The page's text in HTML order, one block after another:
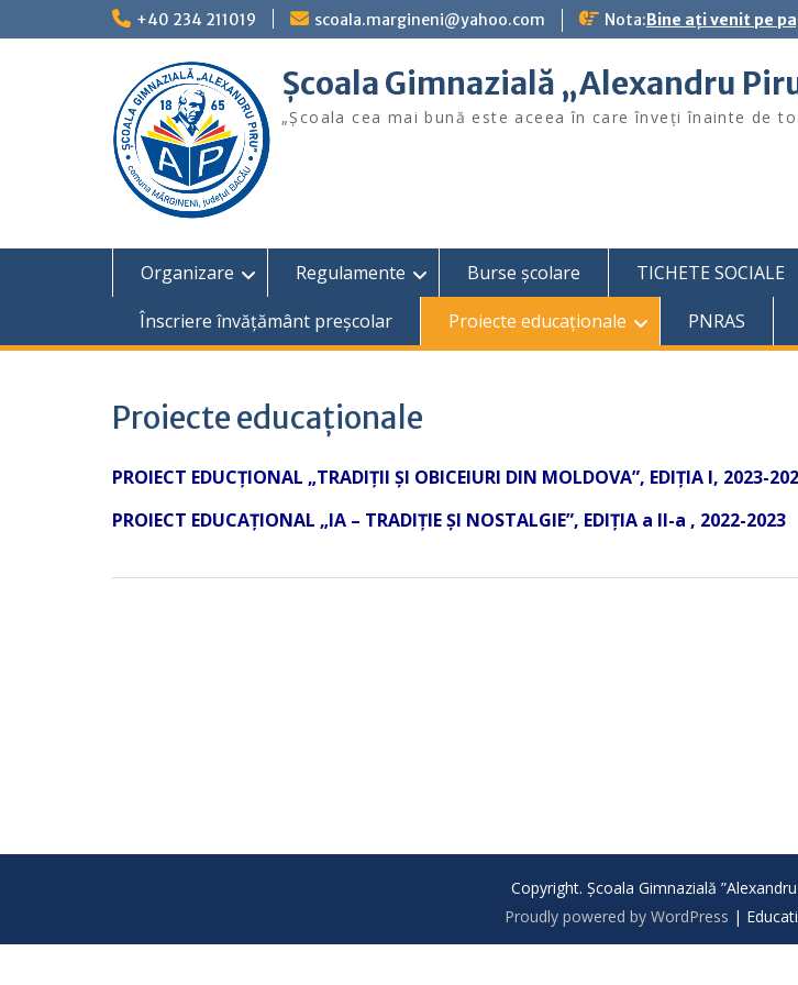
to
+40 234 211019 scoala.margineni@yahoo.com Nota:Bine ați venit pe
Școala Gimnazială „Alexandru
„Şcoala cea mai bună este aceea în care înveţi înainte de
Organizare Regulamente Burse școlare TICHETE SOCIALE
Înscriere învățământ preșcolar
Proiecte educaționale PNRAS
Proiecte educaționale
PROIECT EDUCȚIONAL „TRADIȚII ȘI OBICEIURI DIN MOLDOVA”, EDIȚIA I, 2023-
PROIECT EDUCAȚIONAL „IA – TRADIȚIE ȘI NOSTALGIE”, EDIȚIA a II-a , 2022-2023
Copyright. Școala Gimnazială
Proudly powered by WordPress |